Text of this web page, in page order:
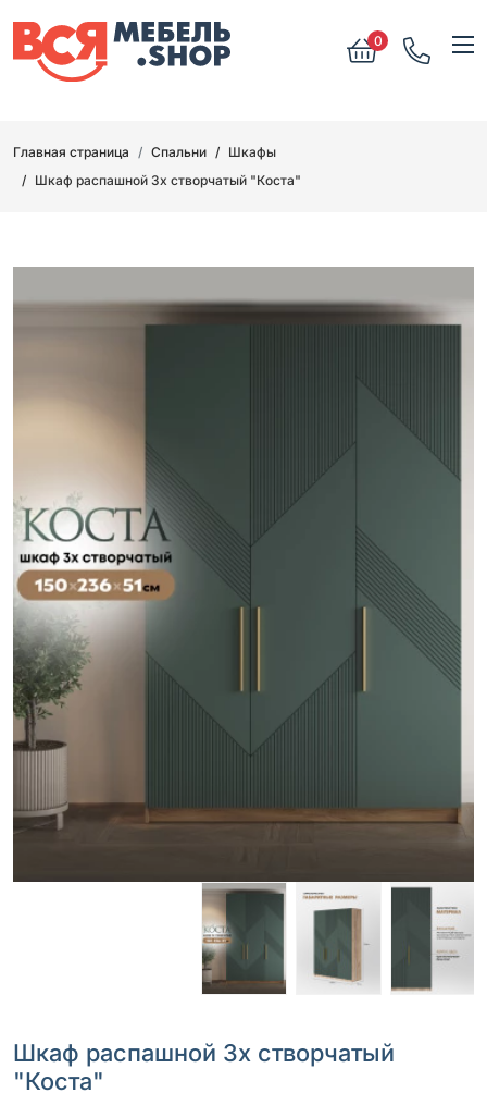
0
Главная страница Спальни
Шкафы
Шкаф распашной 3х створчатый "Коста"
Шкаф распашной 3х створчатый
"Коста"